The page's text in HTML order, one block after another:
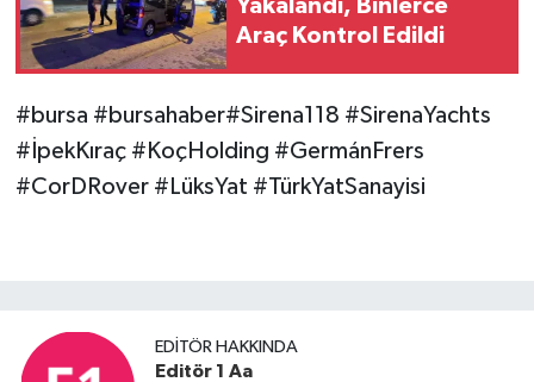
Yakalandı, Binlerce
Araç Kontrol Edildi
#bursa #bursahaber#Sirena118 #SirenaYachts
#İpekKıraç #KoçHolding #GermánFrers
#CorDRover #LüksYat #TürkYatSanayisi
EDITÖR HAKKINDA
Editör 1 Aa